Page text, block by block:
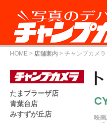
HOME > 店舗案内 > チャンプカメ
映
たまプラーザ店
青葉台店
みすずが丘店